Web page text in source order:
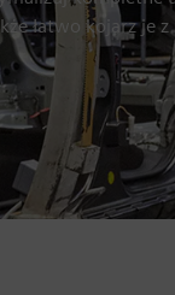
łatwo kojarz je z